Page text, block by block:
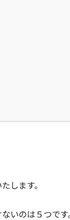
します。
いのは５つです